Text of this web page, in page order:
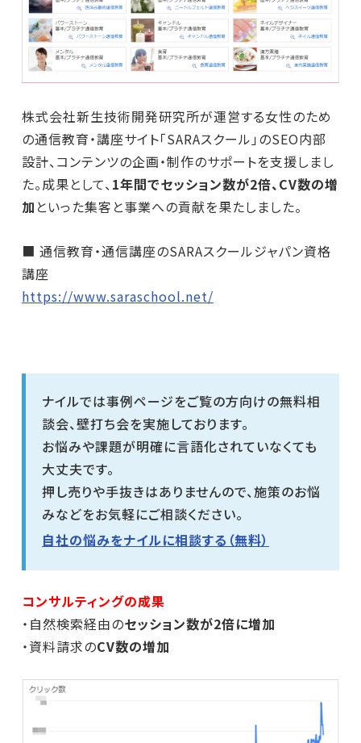
株式会社新生技術開発研究所が運営する女性のため
の通信教育・講座サイト「SARAスクール」のSEO内部
設計、コンテンツの企画・制作のサポートを支援しまし
た。成果として、1年間でセッション数が2倍、CV数の増
加 といった集客と事業への貢献を果たしました。
■ 通信教育・通信講座のSARAスクールジャパン資格
講座
https://www.saraschool.net/
ナイルでは事例ページをご覧の方向けの無料相
談会、壁打ち会を実施しております。
お悩みや課題が明確に言語化されていなくても
大丈夫です。
押し売りや手抜きはありませんので、施策のお悩
みなどをお気軽にご相談ください。
自社の悩みをナイルに相談する（無料）
コンサルティングの成果
・自然検索経由のセッション数が2倍に増加
・資料請求のCV数の増加